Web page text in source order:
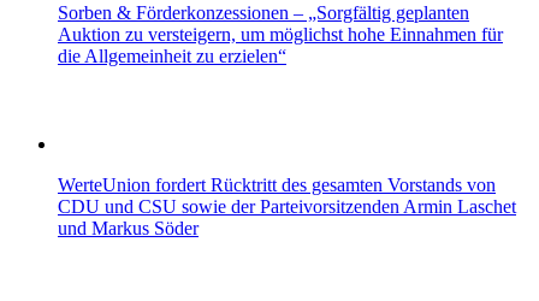
Sorben & Förderkonzessionen – „Sorgfältig geplanten
Auktion zu versteigern, um möglichst hohe Einnahmen für
die Allgemeinheit zu erzielen“
WerteUnion fordert Rücktritt des gesamten Vorstands von
CDU und CSU sowie der Parteivorsitzenden Armin Laschet
und Markus Söder